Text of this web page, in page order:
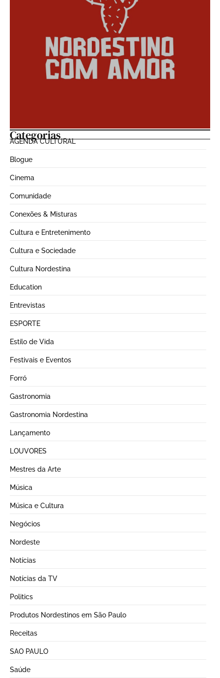
Categorias
AGENDA CULTURAL
Blogue
Cinema
Comunidade
Conexões & Misturas
Cultura e Entretenimento
Cultura e Sociedade
Cultura Nordestina
Education
Entrevistas
ESPORTE
Estilo de Vida
Festivais e Eventos
Forró
Gastronomia
Gastronomia Nordestina
Lançamento
LOUVORES
Mestres da Arte
Música
Música e Cultura
Negócios
Nordeste
Notícias
Notícias da TV
Politics
Produtos Nordestinos em São Paulo
Receitas
SAO PAULO
Saúde